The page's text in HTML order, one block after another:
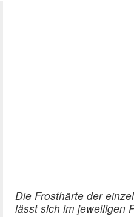
Die Frosthärte der
lässt sich im jeweiligen